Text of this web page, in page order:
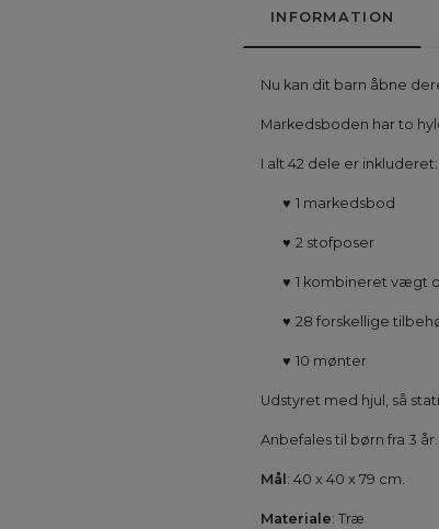
INFORMATION
Nu kan dit barn åbne
Markedsboden har to
I alt 42 dele er inkluderet:
♥ 1 markedsbod
♥ 2 stofposer
♥ 1 kombineret vægt
♥ 28 forskellige
♥ 10 mønter
Udstyret med hjul, så
Anbefales til børn fra 3 år.
Mål : 40 x 40 x 79 cm.
Materiale: Træ